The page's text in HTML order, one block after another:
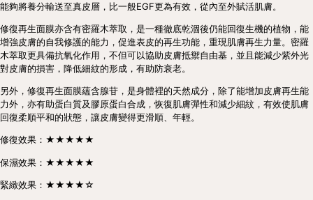
能夠將養分輸送至真皮層，比一般EGF更為有效，從內至外賦活肌膚。
修復再生面膜亦含有密羅木萃取，是一種徹底乾涸後仍能回復生機的植物，能
增強皮膚的自我修護的能力，促進表皮的再生功能，重現肌膚再生力量。密羅
木萃取更具備抗氧化作用，不但可以協助皮膚抵禦自由基，並且能減少紫外光
對皮膚的損害，降低細紋的形成，有助防衰老。
另外，修復再生面膜蘊含腺苷，是身體裡的天然成分，除了能增加皮膚再生能
力外，亦有助蛋白質及膠原蛋白合成，恢復肌膚彈性和減少細紋，有效使肌膚
回復柔順平和的狀態，讓皮膚變得更滑順、年輕。
修復效果：★★★★★
保濕效果：★★★★★
緊緻效果：★★★★☆